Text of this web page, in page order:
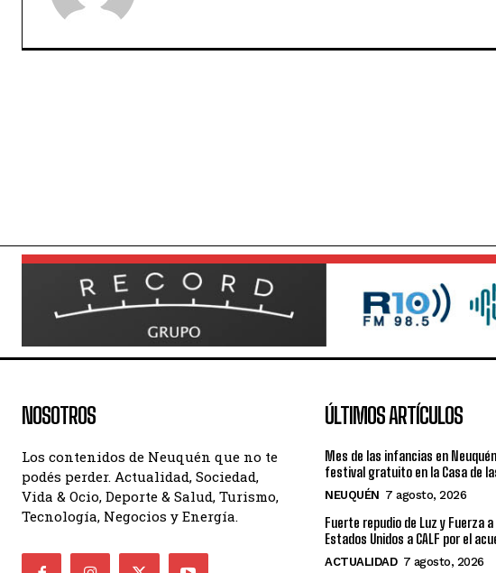
NOSOTROS
Los contenidos de Neuquén que no te
podés perder. Actualidad, Sociedad,
Vida & Ocio, Deporte & Salud, Turismo,
Tecnología, Negocios y Energía.
ÚLTIMOS ARTÍCULOS
Mes de las infancias en
festival gratuito en la Casa de
NEUQUÉN 7 agosto, 2026
Fuerte repudio de Luz y Fuerza
Estados Unidos a CALF por el
ACTUALIDAD 7 agosto, 2026